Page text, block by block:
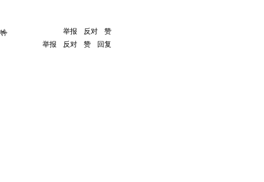
举报 反对 赞
举报 反对 赞 回复